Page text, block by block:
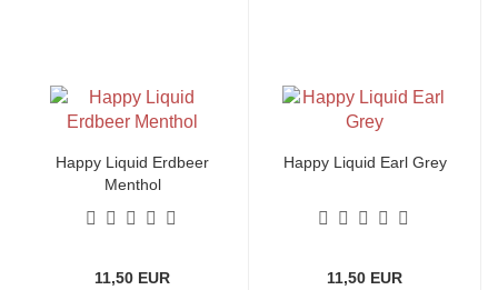
Happy Liquid Erdbeer
Menthol
11,50 EUR
Happy Liquid Earl Grey
11,50 EUR